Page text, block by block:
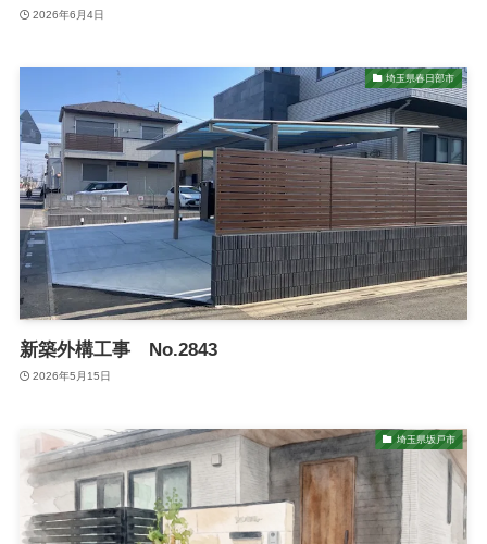
2026年6月4日
埼玉県春日部市
新築外構工事 No.2843
2026年5月15日
埼玉県坂戸市